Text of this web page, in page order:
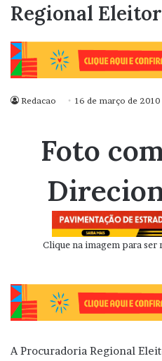
Regional
Redacao 16 de março de 2010
Foto
Clique na imagem para
A Procuradoria Regional